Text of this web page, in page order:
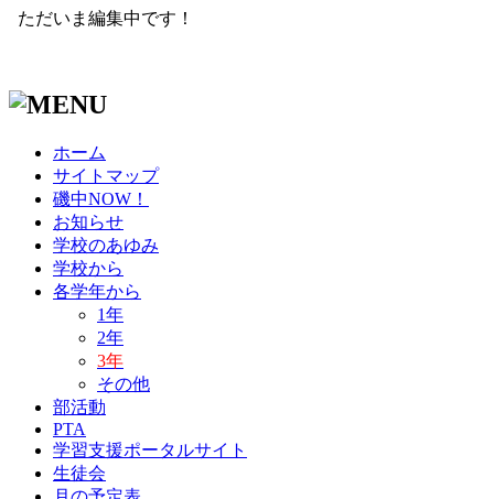
ただいま編集中です！
ホーム
サイトマップ
磯中NOW！
お知らせ
学校のあゆみ
学校から
各学年から
1年
2年
3年
その他
部活動
PTA
学習支援ポータルサイト
生徒会